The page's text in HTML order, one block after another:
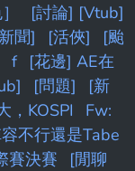
[討論] [Vtub]
聞] [活俠]
[颱
f
[花邊] AE在
[問題]
[新
，KOSPI
Fw:
不行還是Tabe
賽決賽
[閒聊